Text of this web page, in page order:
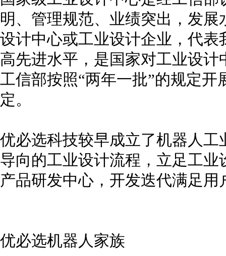
明、管理规范、业绩突出，发
设计中心或工业设计企业，代
高先进水平，是国家对工业设
工信部按照“两年一批”的规定
定。
优必选科技较早成立了机器人
导向的工业设计流程，立足工
产品研发中心，开发迭代满足
优必选机器人家族